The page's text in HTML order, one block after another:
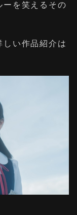
を笑えるその
い作品紹介は